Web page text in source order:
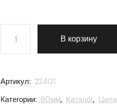
Количество товара
В корзину
Артикул: 22401
Категории: 80мм, Каталог,